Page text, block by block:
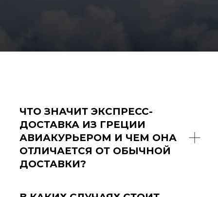
ЧТО ЗНАЧИТ ЭКСПРЕСС-
ДОСТАВКА ИЗ ГРЕЦИИ
АВИАКУРЬЕРОМ И ЧЕМ ОНА
ОТЛИЧАЕТСЯ ОТ ОБЫЧНОЙ
ДОСТАВКИ?